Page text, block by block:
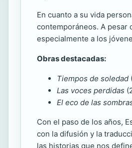
En cuanto a su vida
contemporáneos. A pesar
especialmente a los
Obras destacadas:
Tiempos de soledad
Las voces perdidas
El eco de las
Con el paso de los años,
con la difusión y la
las historias que nos